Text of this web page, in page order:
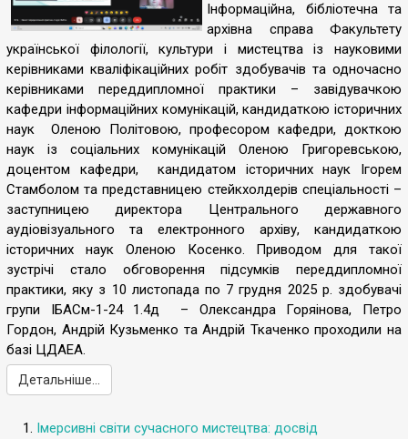
Інформаційна, бібліотечна та
архівна справа Факультету
української філології, культури і мистецтва із науковими
керівниками кваліфікаційних робіт здобувачів та одночасно
керівниками переддипломної практики – завідувачкою
кафедри інформаційних комунікацій, кандидаткою історичних
наук Оленою Політовою, професором кафедри, докткою
наук із соціальних комунікацій Оленою Григоревською,
доцентом кафедри, кандидатом історичних наук Ігорем
Стамболом та представницею стейкхолдерів спеціальності –
заступницею директора Центрального державного
аудіовізуального та електронного архіву, кандидаткою
історичних наук Оленою Косенко. Приводом для такої
зустрічі стало обговорення підсумків переддипломної
практики, яку з 10 листопада по 7 грудня 2025 р. здобувачі
групи ІБАСм-1-24 1.4д – Олександра Горяінова, Петро
Гордон, Андрій Кузьменко та Андрій Ткаченко проходили на
базі ЦДАЕА.
Детальніше...
Імерсивні світи сучасного мистецтва: досвід